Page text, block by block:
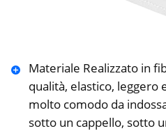
Materiale Realizzato in
qualità, elastico, leggero
molto comodo da
sotto un cappello, sotto